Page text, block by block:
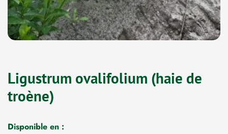
Ligustrum ovalifolium (haie de
troène)
Disponible en :